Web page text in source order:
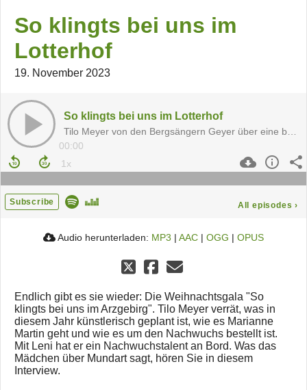
So klingts bei uns im
Lotterhof
19. November 2023
So klingts bei uns im Lotterhof
00:00
Subscribe All episodes ›
Audio herunterladen: MP3 | AAC | OGG | OPUS
Endlich gibt es sie wieder: Die Weihnachtsgala "So
klingts bei uns im Arzgebirg". Tilo Meyer verrät, was in
diesem Jahr künstlerisch geplant ist, wie es Marianne
Martin geht und wie es um den Nachwuchs bestellt ist.
Mit Leni hat er ein Nachwuchstalent an Bord. Was das
Mädchen über Mundart sagt, hören Sie in diesem
Interview.